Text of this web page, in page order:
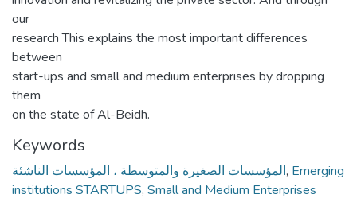
our
research This explains the most important differences
between
start-ups and small and medium enterprises by dropping
them
on the state of Al-Beidh.
Keywords
المؤسسات الصغيرة والمتوسطة ، المؤسسات الناشئة, Emerging
institutions STARTUPS, Small and Medium Enterprises